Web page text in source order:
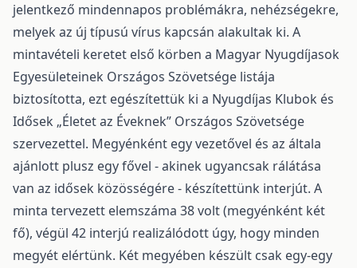
jelentkező mindennapos problémákra, nehézségekre,
melyek az új típusú vírus kapcsán alakultak ki. A
mintavételi keretet első körben a Magyar Nyugdíjasok
Egyesületeinek Országos Szövetsége listája
biztosította, ezt egészítettük ki a Nyugdíjas Klubok és
Idősek „Életet az Éveknek” Országos Szövetsége
szervezettel. Megyénként egy vezetővel és az általa
ajánlott plusz egy fővel - akinek ugyancsak rálátása
van az idősek közösségére - készítettünk interjút. A
minta tervezett elemszáma 38 volt (megyénként két
fő), végül 42 interjú realizálódott úgy, hogy minden
megyét elértünk. Két megyében készült csak egy-egy